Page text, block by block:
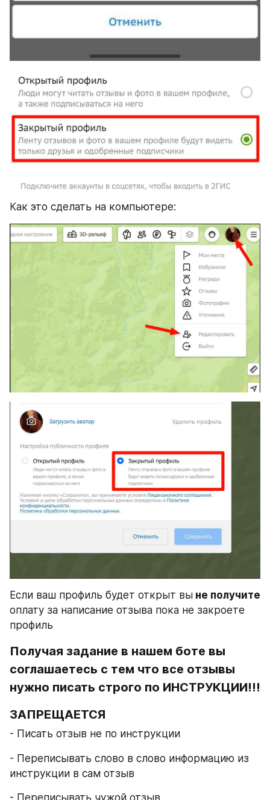
Как это сделать на компьютере:
Если ваш профиль будет открыт вы не получите
оплату за написание отзыва пока не закроете
профиль
Получая задание в нашем боте вы
соглашаетесь с тем что все отзывы
нужно писать строго по ИНСТРУКЦИИ!!!
ЗАПРЕЩАЕТСЯ
- Писать отзыв не по инструкции
- Переписывать слово в слово информацию из
инструкции в сам отзыв
- Переписывать чужой отзыв